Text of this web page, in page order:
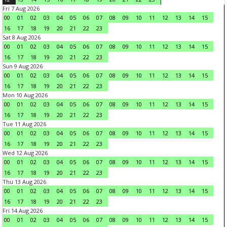
Fri 7 Aug 2026
00
01 02 03 04 05 06 07 08 09 10 11 12 13 14
15
16
17 18 19 20 21 22
23
Sat 8 Aug 2026
00
01 02 03 04 05 06 07 08 09 10 11 12 13 14
15
16
17 18 19 20 21 22
23
Sun 9 Aug 2026
00
01 02 03 04 05 06 07 08 09 10 11 12 13 14
15
16
17 18 19 20 21 22
23
Mon 10 Aug 2026
00
01 02 03 04 05 06 07 08 09 10 11 12 13 14
15
16
17 18 19 20 21 22
23
Tue 11 Aug 2026
00
01 02 03 04 05 06 07 08 09 10 11 12 13 14
15
16
17 18 19 20 21 22
23
Wed 12 Aug 2026
00
01 02 03 04 05 06 07 08 09 10 11 12 13 14
15
16
17 18 19 20 21 22
23
Thu 13 Aug 2026
00
01 02 03 04 05 06 07 08 09 10 11 12 13 14
15
16
17 18 19 20 21 22
23
Fri 14 Aug 2026
00
01 02 03 04 05 06 07 08 09 10 11 12 13 14
15